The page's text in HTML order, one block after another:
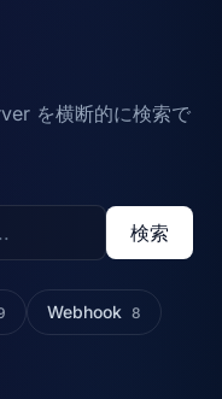
を横断的に検索で
検索
Webhook 8